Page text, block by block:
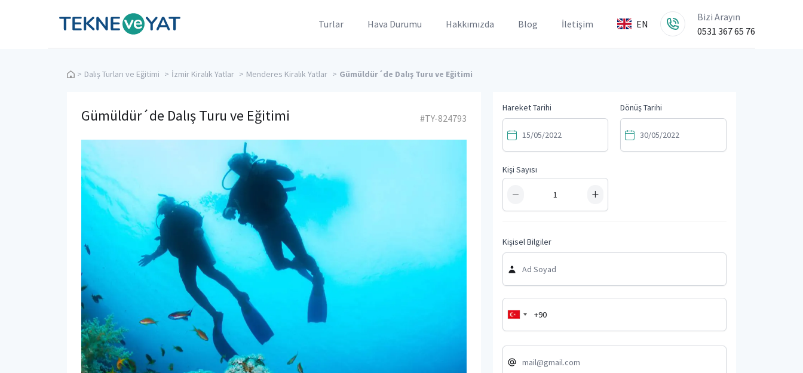
Tekne ve Yat Turlar Hava Durumu Hakkımızda Blog İletişim EN
Bizi Arayın
0531 367 65 76
> Dalış Turları ve Eğitimi > İzmir Kiralık Yatlar > Menderes Kiralık Yatlar > Gümüldür´de Dalış Turu ve Eğitimi
Gümüldür´de Dalış Turu ve Eğitimi #TY-824793
Hareket Tarihi Dönüş Tarihi
Kişi Sayısı
− +
Kişisel Bilgiler